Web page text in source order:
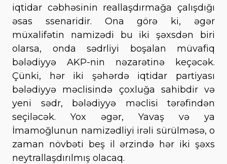
iqtidar cəbhəsinin reallaşdırmağa çalışdığı
əsas ssenaridir. Ona görə ki, əgər
müxalifətin namizədi bu iki şəxsdən biri
olarsa, onda sədrliyi boşalan müvafiq
bələdiyyə AKP-nin nəzarətinə keçəcək.
Çünki, hər iki şəhərdə iqtidar partiyası
bələdiyyə məclisində çoxluğa sahibdir və
yeni sədr, bələdiyyə məclisi tərəfindən
seçiləcək. Yox əgər, Yavaş və ya
İmamoğlunun namizədliyi irəli sürülməsə, o
zaman növbəti beş il ərzində hər iki şəxs
neytrallaşdırılmış olacaq.